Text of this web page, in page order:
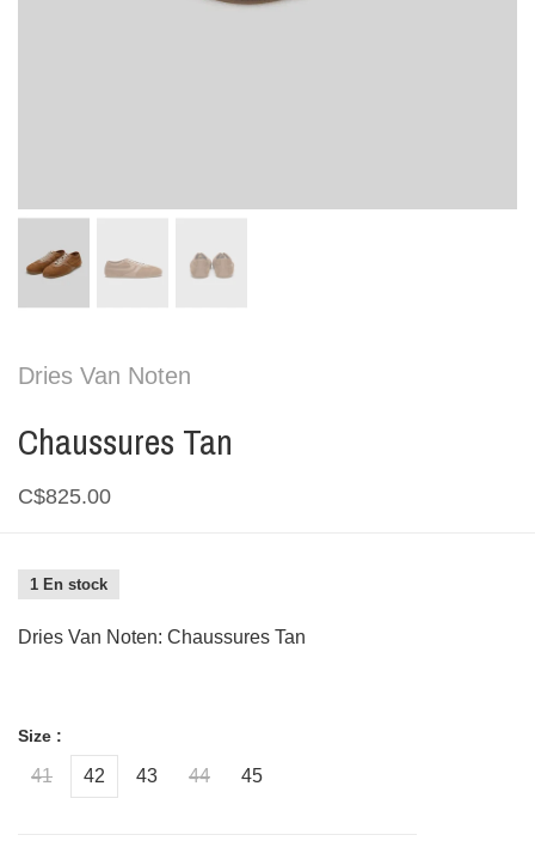
Dries Van Noten
Chaussures Tan
C$825.00
1 En stock
Dries Van Noten: Chaussures Tan
Size :
41 42 43 44 45